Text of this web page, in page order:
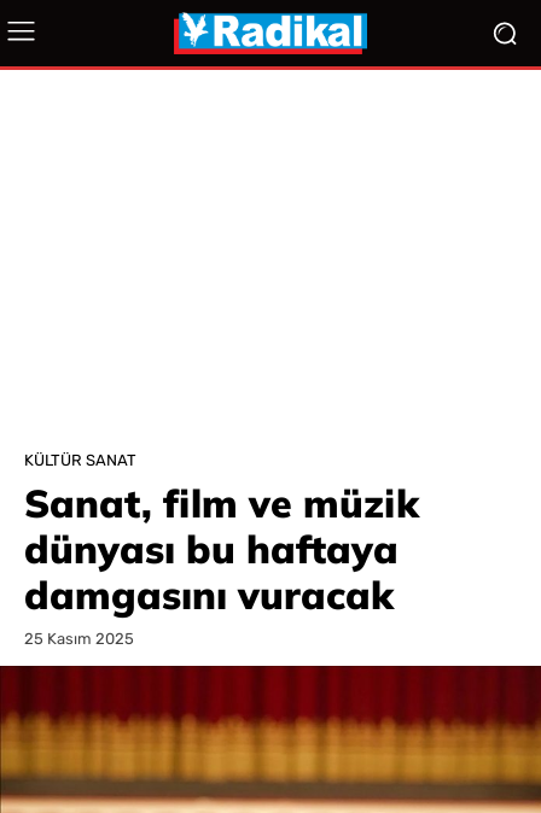
KÜLTÜR SANAT
Sanat, film ve müzik
dünyası bu haftaya
damgasını vuracak
25 Kasım 2025